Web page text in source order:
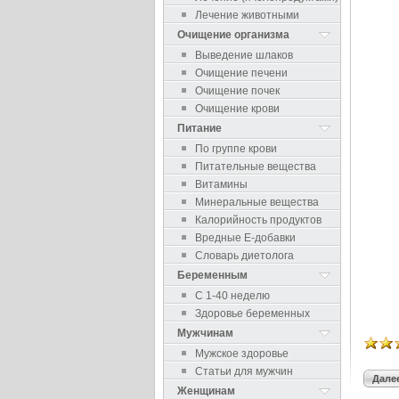
Лечение животными
Очищение организма
Выведение шлаков
Очищение печени
Очищение почек
Очищение крови
Питание
По группе крови
Питательные вещества
Витамины
Минеральные вещества
Калорийность продуктов
Вредные Е-добавки
Словарь диетолога
Беременным
С 1-40 неделю
Здоровье беременных
Мужчинам
Мужское здоровье
Статьи для мужчин
Женщинам